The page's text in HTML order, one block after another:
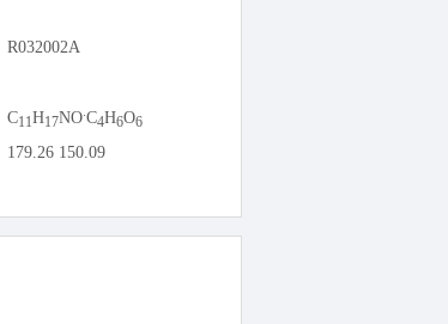
R032002A
C11H17NO.C4H6O6
179.26 150.09